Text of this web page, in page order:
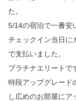
た。
5/14の宿泊で一番安
チェックイン当日に
で支払いました。
プラチナエリートで
特段アップグレード
し広めのお部屋にア